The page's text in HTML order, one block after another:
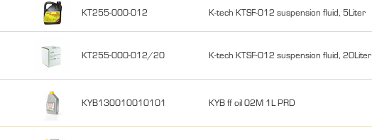
KT255-000-012 K-tech KTSF-012 suspension fluid, 5Liter
KT255-000-012/20 K-tech KTSF-012 suspension fluid, 20Liter
KYB130010010101 KYB ff oil 02M 1L PRD